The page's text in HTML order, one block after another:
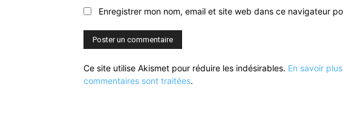
Enregistrer mon nom, email et site web dans ce navigateur
Ce site utilise Akismet pour réduire les indésirables. En savoir
commentaires sont traitées.